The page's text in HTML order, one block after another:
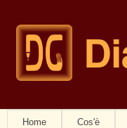
navwom
Home Cos'è